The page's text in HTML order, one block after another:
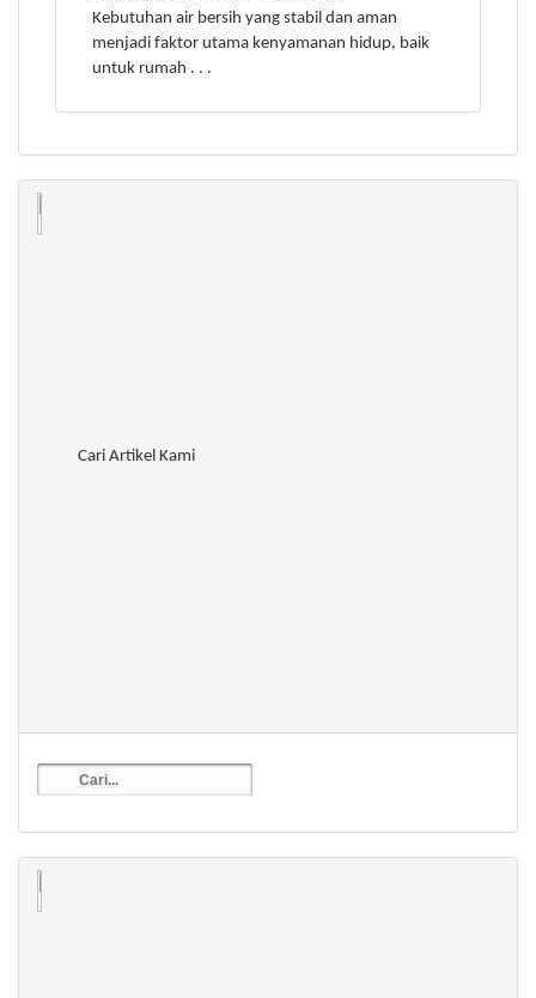
Kebutuhan air bersih yang stabil dan aman
menjadi faktor utama kenyamanan hidup, baik
untuk rumah . . .
Cari Artikel Kami